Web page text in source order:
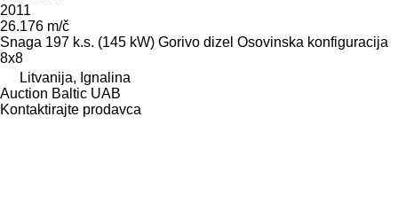
2011
26.176 m/č
Snaga 197 k.s. (145 kW) Gorivo dizel Osovinska konfiguracija
8x8
Litvanija, Ignalina
Auction Baltic UAB
Kontaktirajte prodavca